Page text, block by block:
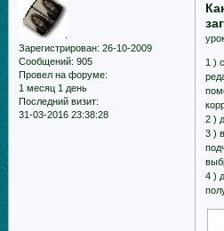
Зарегистрирован: 26-10-2009
Сообщений: 905
Провел на форуме:
1 месяц 1 день
Последний визит:
31-03-2016 23:38:28
1 )
2 )
3 )
4 )